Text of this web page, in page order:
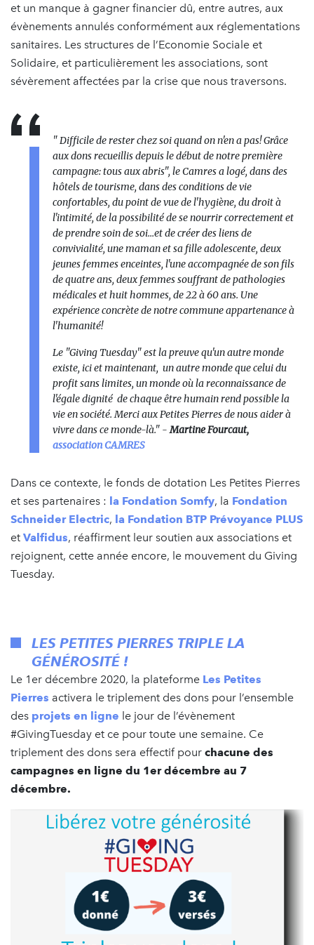
et un manque à gagner financier dû, entre autres, aux
évènements annulés conformément aux réglementations
sanitaires. Les structures de l’Economie Sociale et
Solidaire, et particulièrement les associations, sont
sévèrement affectées par la crise que nous traversons.
" Difficile de rester chez soi quand on n'en a pas! Grâce
aux dons recueillis depuis le début de notre première
campagne: tous aux abris", le Camres a logé, dans des
hôtels de tourisme, dans des conditions de vie
confortables, du point de vue de l'hygiène, du droit à
l'intimité, de la possibilité de se nourrir correctement et
de prendre soin de soi...et de créer des liens de
convivialité, une maman et sa fille adolescente, deux
jeunes femmes enceintes, l'une accompagnée de son fils
de quatre ans, deux femmes souffrant de pathologies
médicales et huit hommes, de 22 à 60 ans. Une
expérience concrète de notre commune appartenance à
l'humanité!
Le "Giving Tuesday" est la preuve qu'un autre monde
existe, ici et maintenant, un autre monde que celui du
profit sans limites, un monde où la reconnaissance de
l'égale dignité de chaque être humain rend possible la
vie en société. Merci aux Petites Pierres de nous aider à
vivre dans ce monde-là." -Martine Fourcaut,
association CAMRES
Dans ce contexte, le fonds de dotation Les Petites Pierres
et ses partenaires : la Fondation Somfy, la Fondation
Schneider Electric, la Fondation BTP Prévoyance PLUS
et Valfidus, réaffirment leur soutien aux associations et
rejoignent, cette année encore, le mouvement du Giving
Tuesday.
LES PETITES PIERRES TRIPLE LA
GÉNÉROSITÉ !
Le 1er décembre 2020, la plateforme Les Petites
Pierres activera le triplement des dons pour l’ensemble
des projets en ligne le jour de l’évènement
#GivingTuesday et ce pour toute une semaine. Ce
triplement des dons sera effectif pour chacune des
campagnes en ligne du 1er décembre au 7
décembre.